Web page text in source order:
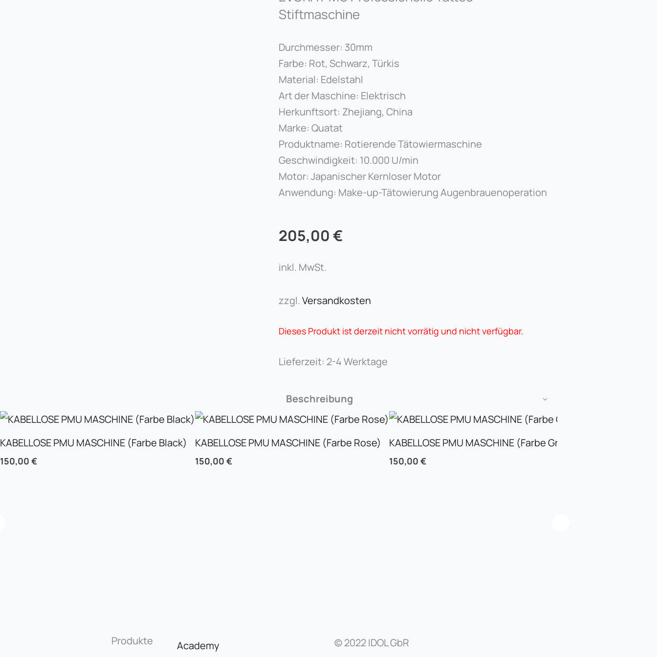
Stiftmaschine
Durchmesser: 30mm
Farbe: Rot, Schwarz, Türkis
Material: Edelstahl
Art der Maschine: Elektrisch
Herkunftsort: Zhejiang, China
Marke: Quatat
Produktname: Rotierende Tätowiermaschine
Geschwindigkeit: 10.000 U/min
Motor: Japanischer Kernloser Motor
Anwendung: Make-up-Tätowierung Augenbrauenoperation
205,00 €
inkl. MwSt.
zzgl.Versandkosten
Dieses Produkt ist derzeit nicht vorrätig und nicht verfügbar.
Lieferzeit: 2-4 Werktage
Beschreibung
KABELLOSE PMU MASCHINE (Farbe Black)
150,00 €
KABELLOSE PMU MASCHINE (Farbe Rose)
150,00 €
KABELLOSE PMU MASCHINE (Farbe Grün)
150,00 €
Produkte Academy © 2022 IDOL GbR